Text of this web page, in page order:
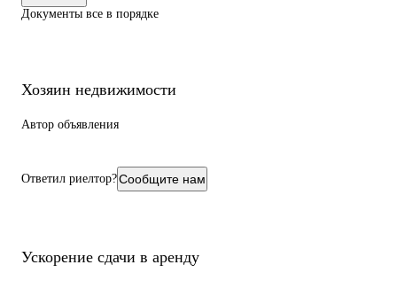
Документы все в порядке
Хозяин недвижимости
Автор объявления
Ответил риелтор?Сообщите нам
Ускорение сдачи в аренду